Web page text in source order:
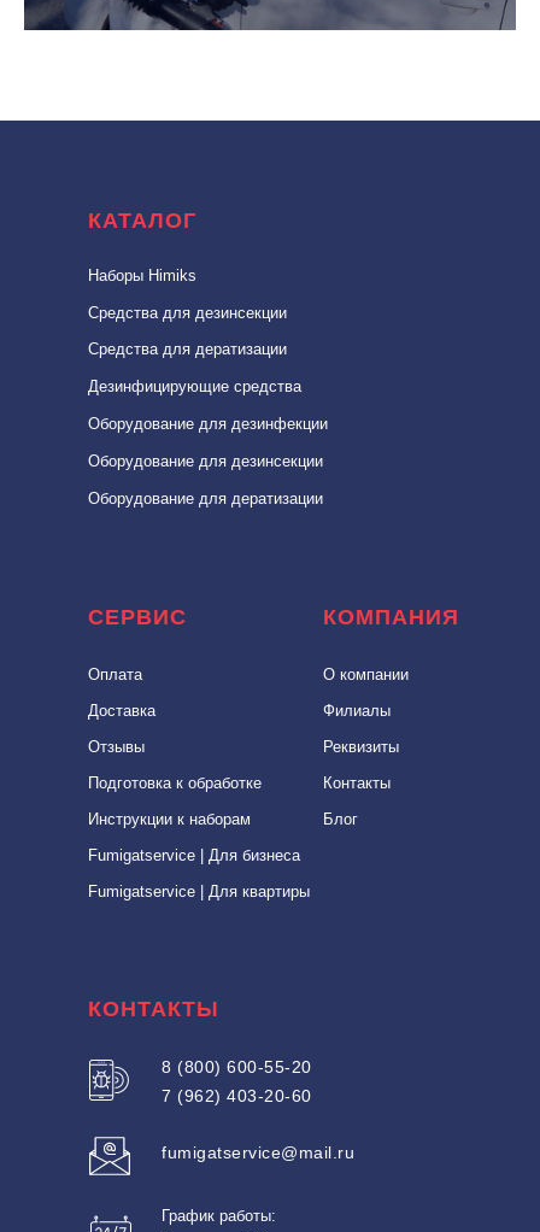
Наборы Himiks
Средства для дезинсекции
Средства для дератизации
Дезинфицирующие средства
Контакты
О компании
Отзывы Реквизиты
7 (962) 403-20-60
fumigatservice@mail.ru
График работы:
Оплата
Филиалы
Подготовка к обработке
Инструкции к наборам
8 (800) 600-55-20
Оборудование для дезинфекции
Доставка
Блог
КОМПАНИЯ
СЕРВИС
КАТАЛОГ
КОНТАКТЫ
Оборудование для дезинcекции
Оборудование для дератизации
Fumigatservice | Для бизнеса
Fumigatservice | Для квартиры